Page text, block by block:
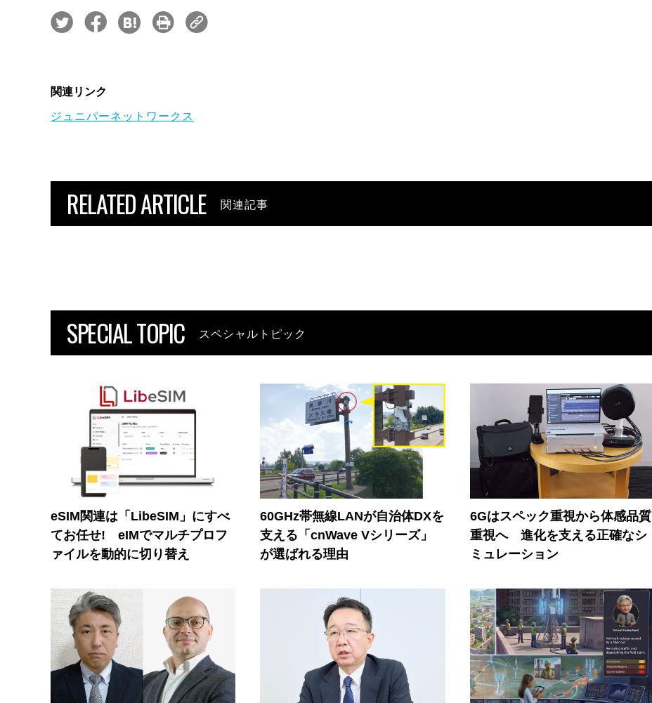
関連リンク
ジュニパーネットワークス
RELATED ARTICLE 関連記事
SPECIAL TOPIC スペシャルトピック
eSIM関連は「LibeSIM」にすべ
てお任せ! eIMでマルチプロフ
ァイルを動的に切り替え
60GHz帯無線LANが自治体DXを
支える「cnWave Vシリーズ」
が選ばれる理由
6Gはスペック重視から体感品質
重視へ 進化を支える正確なシ
ミュレーション